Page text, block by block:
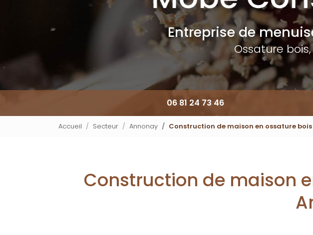
Entreprise de
Ossature
06 81 24 73 46
Accueil Secteur Annonay Construction de maison en ossature
Construction de maison